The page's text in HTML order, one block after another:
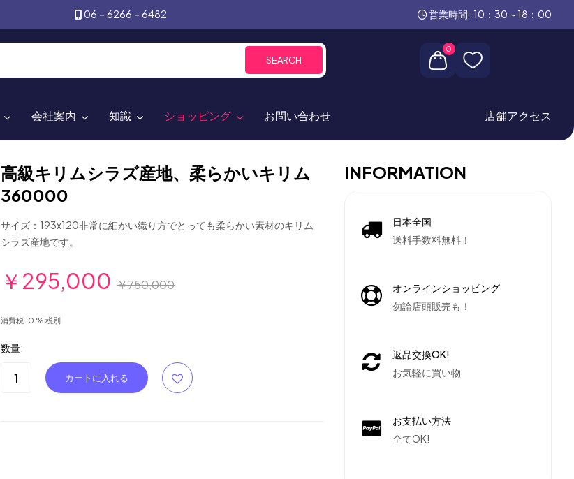
06－6266－6482 営業時間 : 10：30～18：00
SEARCH
0
会社案内 知識 ショッピング お問い合わせ 店舗アクセス
高級キリムシラズ産地、柔らかいキリム
360000
サイズ：193x120非常に細かい織り方でとっても柔らかい素材のキリム
シラズ産地です。
￥295,000 ￥750,000
消費税 10 % 税別
数量:
INFORMATION
日本全国
送料手数料無料！
オンラインショッピング
勿論店頭販売も！
返品交換OK!
お気軽に買い物
お支払い方法
全てOK!